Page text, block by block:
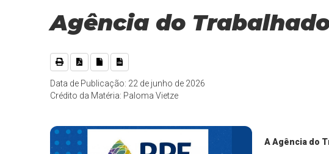
Agência do
Data de Publicação: 22 de junho de 2026
Crédito da Matéria: Paloma Vietze
A Agência do